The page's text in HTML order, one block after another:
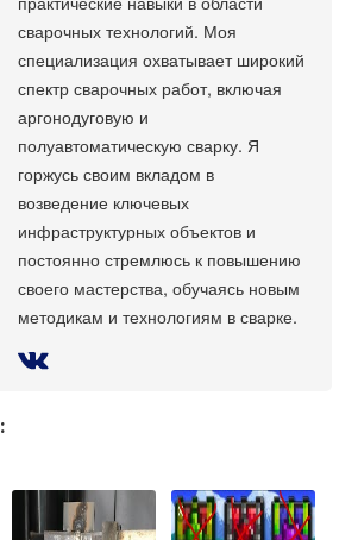
сварочных технологий. Моя
специализация охватывает широкий
спектр сварочных работ, включая
аргонодуговую и
полуавтоматическую сварку. Я
горжусь своим вкладом в
возведение ключевых
инфраструктурных объектов и
постоянно стремлюсь к повышению
своего мастерства, обучаясь новым
методикам и технологиям в сварке.